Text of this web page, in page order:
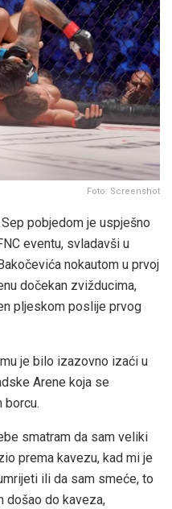
Foto: Screenshot
pobjedom je uspješno
eventu, svladavši u
nokautom u prvoj
dočekan zvižducima,
pljeskom poslije prvog
je bilo izazovno izaći u
Arene koja se
borcu.
smatram da sam veliki
prema kavezu, kad mi je
ili da sam smeće, to
došao do kaveza,